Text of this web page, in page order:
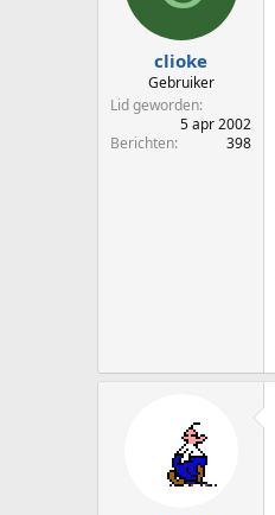
r
e
u
m
clioke
Gebruiker
Lid geworden
5 apr 2002
Berichten
398